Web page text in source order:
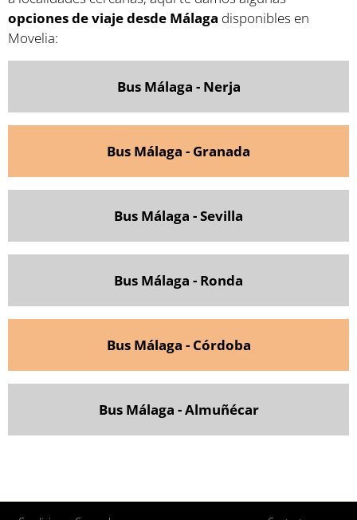
opciones de viaje desde Málaga disponibles en
Movelia:
Bus Málaga - Nerja
Bus Málaga - Granada
Bus Málaga - Sevilla
Bus Málaga - Ronda
Bus Málaga - Córdoba
Bus Málaga - Almuñécar